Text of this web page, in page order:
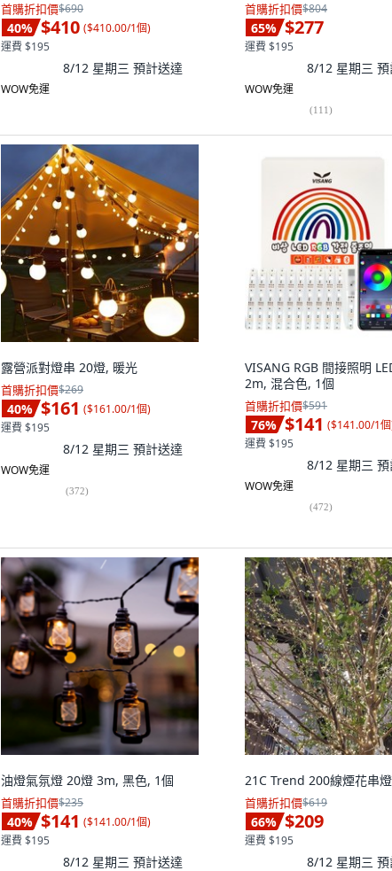
首購折扣價$690
40% $410 ($410.00/1個)
運費 $195
8/12 星期三 預計送達
WOW免運
首購折扣價$804
65% $277
運費 $195
8/12 星期三 預
WOW免運
(111)
露營派對燈串 20燈, 暖光
首購折扣價$269
40% $161 ($161.00/1個)
運費 $195
8/12 星期三 預計送達
WOW免運
(372)
VISANG RGB 間接照明
2m, 混合色, 1個
首購折扣價$591
76% $141 ($141.00/1個
運費 $195
8/12 星期三 預
WOW免運
(472)
油燈氣氛燈 20燈 3m, 黑色, 1個
首購折扣價$235
40% $141 ($141.00/1個)
運費 $195
8/12 星期三 預計送達
21C Trend 200線煙花串
首購折扣價$619
66% $209
運費 $195
8/12 星期三 預